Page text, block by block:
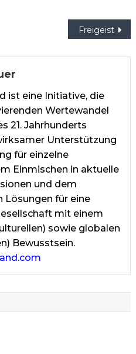
Freigeist
ist eine Initiative, die
Wertewandel
21. Jahrhunderts
Unterstützung
für einzelne
Einmischen in aktuelle
und dem
Lösungen für eine
mit einem
sowie globalen
Bewusstsein.